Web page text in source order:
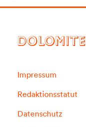
Impressum
Redaktionsstatut
Datenschutz